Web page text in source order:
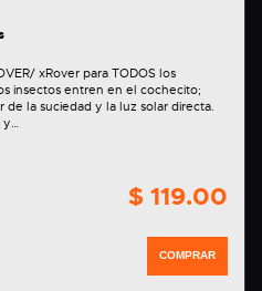
xRover para TODOS los
insectos entren en el cochecito;
la suciedad y la luz solar directa.
$ 119.00
COMPRAR